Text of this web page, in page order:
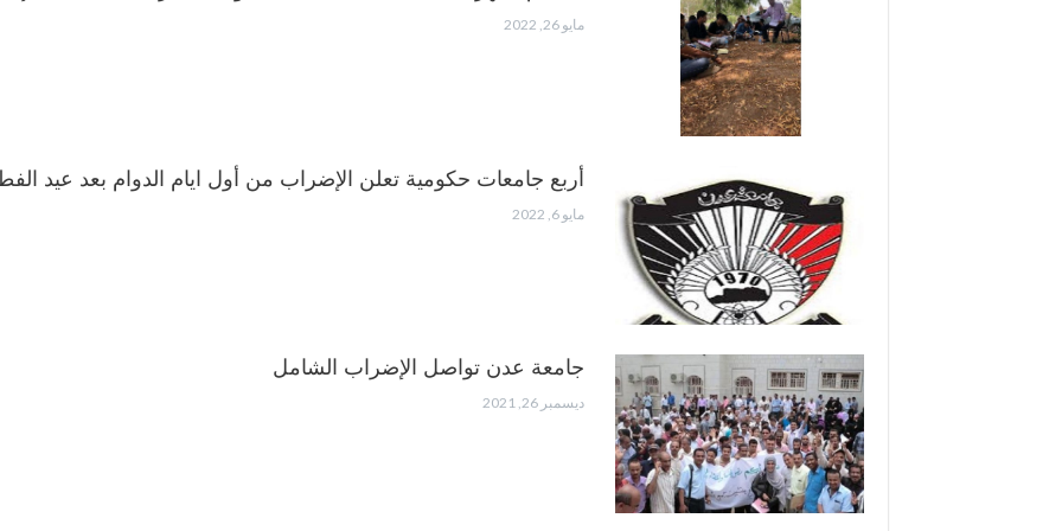
مايو 26, 2022
أربع جامعات حكومية تعلن الإضراب من أول ايام الدوام بعد عيد
مايو 6, 2022
جامعة عدن تواصل الإضراب الشامل
ديسمبر 26, 2021